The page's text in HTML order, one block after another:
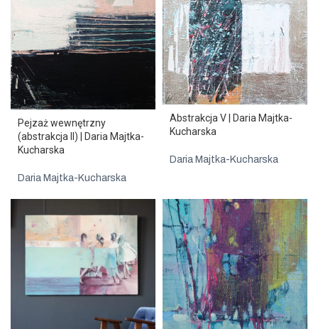
Pejzaż wewnętrzny
(abstrakcja II) | Daria Majtka-
Kucharska
Daria Majtka-Kucharska
Abstrakcja V | Daria Majtka-
Kucharska
Daria Majtka-Kucharska